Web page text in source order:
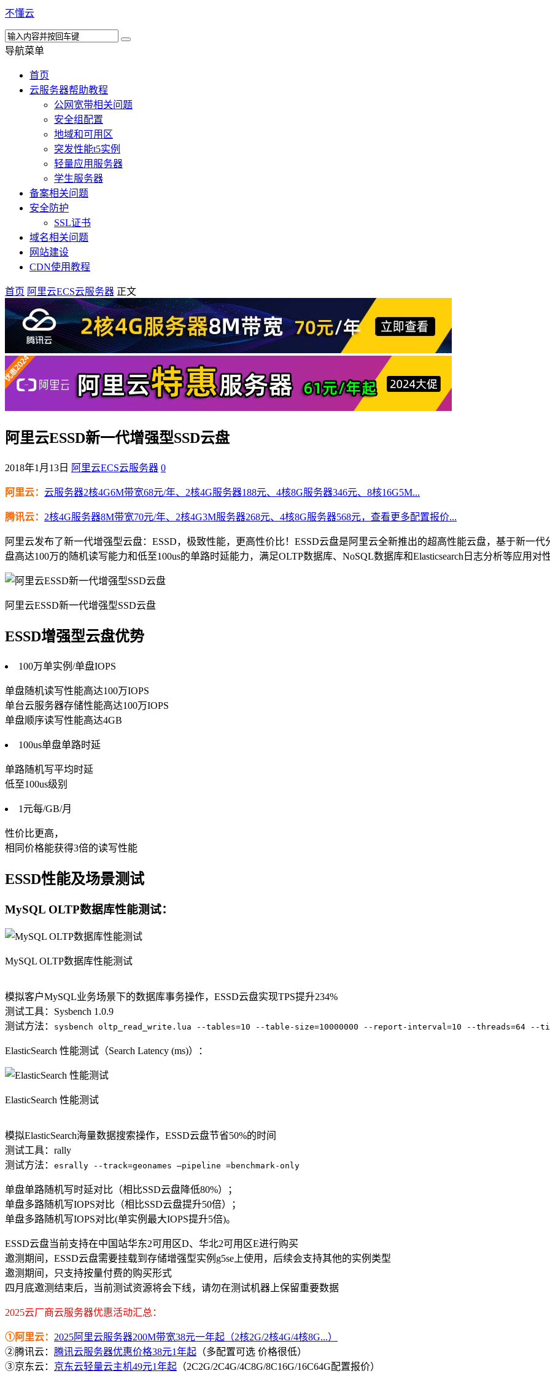
不懂云
导航菜单
首页
云服务器帮助教程
公网宽带相关问题
安全组配置
地域和可用区
突发性能t5实例
轻量应用服务器
学生服务器
备案相关问题
安全防护
SSL证书
域名相关问题
网站建设
CDN使用教程
首页 阿里云ECS云服务器 正文
阿里云ESSD新一代增强型SSD云盘
2018年1月13日 阿里云ECS云服务器 0
阿里云： 云服务器2核4G6M带宽68元/年、2核4G服务器188元、4核8G服务器346元、8核16G5M...
腾讯云： 2核4G服务器8M带宽70元/年、2核4G3M服务器268元、4核8G服务器568元，查看更多配置报价...
阿里云发布了新一代增强型云盘：ESSD，极致性能，更高性价比！ESSD云盘是阿里云全新推出的超高性能云盘，基于新一
盘高达100万的随机读写能力和低至100us的单路时延能力，满足OLTP数据库、NoSQL数据库和Elasticsearch日志分析等应用对
阿里云ESSD新一代增强型SSD云盘
ESSD增强型云盘优势
100万单实例/单盘IOPS
单盘随机读写性能高达100万IOPS
单台云服务器存储性能高达100万IOPS
单盘顺序读写性能高达4GB
100us单盘单路时延
单路随机写平均时延
低至100us级别
1元每/GB/月
性价比更高，
相同价格能获得3倍的读写性能
ESSD性能及场景测试
MySQL OLTP数据库性能测试：
MySQL OLTP数据库性能测试
模拟客户MySQL业务场景下的数据库事务操作，ESSD云盘实现TPS提升234%
测试工具：Sysbench 1.0.9
测试方法：
sysbench oltp_read_write.lua --tables=10 --table-size=10000000 --report-interval=10 --threads=64 --
ElasticSearch 性能测试（Search Latency (ms)）：
ElasticSearch 性能测试
模拟ElasticSearch海量数据搜索操作，ESSD云盘节省50%的时间
测试工具：rally
测试方法： esrally --track=geonames –pipeline =benchmark-only
单盘单路随机写时延对比（相比SSD云盘降低80%）；
单盘多路随机写IOPS对比（相比SSD云盘提升50倍）；
单盘多路随机写IOPS对比(单实例最大IOPS提升5倍)。
ESSD云盘当前支持在中国站华东2可用区D、华北2可用区E进行购买
邀测期间，ESSD云盘需要挂载到存储增强型实例g5se上使用，后续会支持其他的实例类型
邀测期间，只支持按量付费的购买形式
四月底邀测结束后，当前测试资源将会下线，请勿在测试机器上保留重要数据
2025云厂商云服务器优惠活动汇总：
①阿里云： 2025阿里云服务器200M带宽38元一年起（2核2G/2核4G/4核8G...）
②腾讯云： 腾讯云服务器优惠价格38元1年起 （多配置可选 价格很低）
③京东云： 京东云轻量云主机49元1年起 （2C2G/2C4G/4C8G/8C16G/16C64G配置报价）